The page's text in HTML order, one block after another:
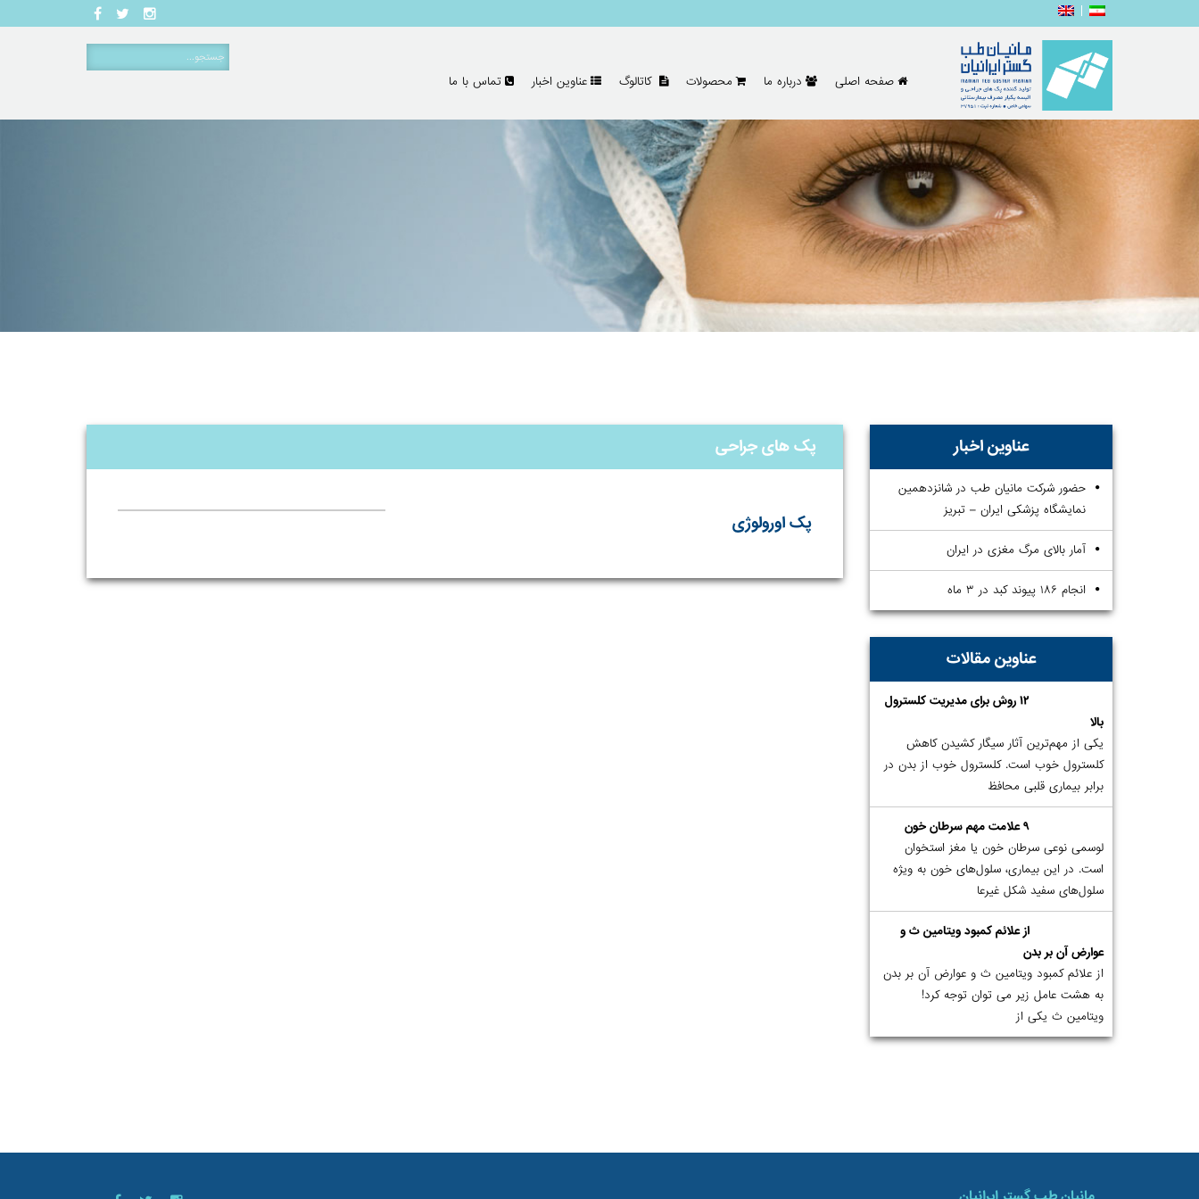
صفحه اصلی درباره ما محصولات کاتالوگ عناوین اخبار تماس با ما
پک های جراحی
پک اورولوژی
عناوین اخبار
حضور شرکت مانیان طب در شانزدهمین
نمایشگاه پزشکی ایران – تبریز
آمار بالای مرگ مغزی در ایران
انجام ۱۸۶ پیوند کبد در ۳ ماه
عناوین مقالات
۱۲ روش برای مدیریت کلسترول
بالا
یکی از مهم‌ترین آثار سیگار کشیدن کاهش
کلسترول خوب است. کلسترول خوب از بدن در
برابر بیماری قلبی محافظ
۹ علامت مهم سرطان خون
لوسمی نوعی سرطان خون یا مغز استخوان
است. در این بیماری، سلول‌های خون به ویژه
سلول‌های سفید شکل غیرعا
از علائم کمبود ویتامین ث و
عوارض آن بر بدن
از علائم کمبود ویتامین ث و عوارض آن بر بدن
به هشت عامل زیر می توان توجه کرد!
ویتامین ث یکی از